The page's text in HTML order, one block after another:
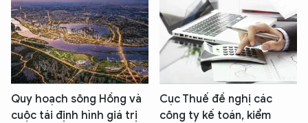
Quy hoạch sông Hồng và
cuộc tái định hình giá trị
Cục Thuế đề nghị các
công ty kế toán, kiểm